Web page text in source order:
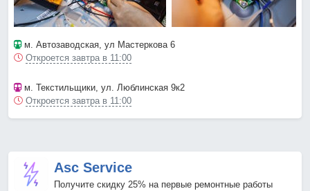
м. Автозаводская, ул Мастеркова 6
Откроется завтра в 11:00
м. Текстильщики, ул. Люблинская 9к2
Откроется завтра в 11:00
Asc Service
Получите скидку 25% на первые ремонтные работы